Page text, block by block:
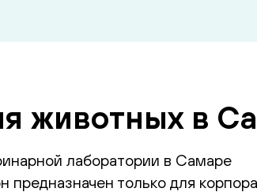
животных в
лаборатории в Самаре
только для